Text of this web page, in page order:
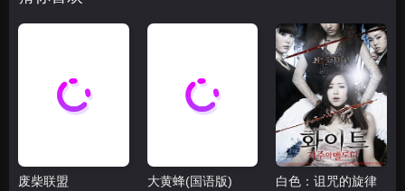
废柴联盟 大黄蜂(国语版) 白色：诅咒的旋律